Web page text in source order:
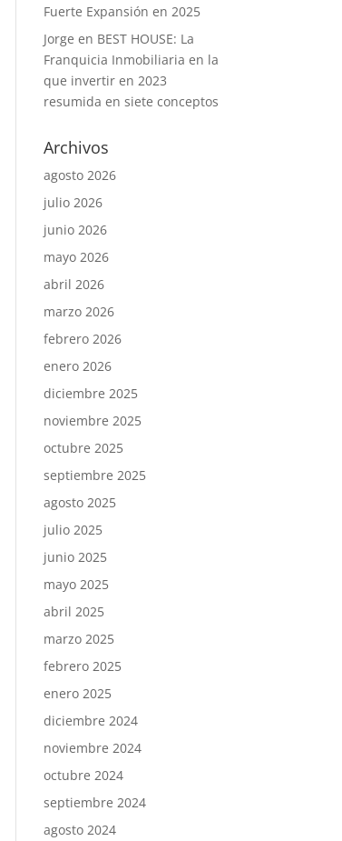
Fuerte Expansión en 2025
Jorge en BEST HOUSE: La
Franquicia Inmobiliaria en la
que invertir en 2023
resumida en siete conceptos
Archivos
agosto 2026
julio 2026
junio 2026
mayo 2026
abril 2026
marzo 2026
febrero 2026
enero 2026
diciembre 2025
noviembre 2025
octubre 2025
septiembre 2025
agosto 2025
julio 2025
junio 2025
mayo 2025
abril 2025
marzo 2025
febrero 2025
enero 2025
diciembre 2024
noviembre 2024
octubre 2024
septiembre 2024
agosto 2024